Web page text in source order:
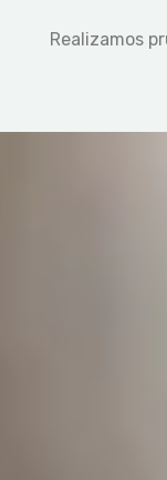
Realizamos